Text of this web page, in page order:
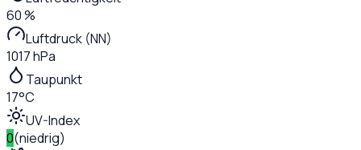
60 %
Luftdruck (NN)
1017 hPa
Taupunkt
17°C
UV-Index
0(niedrig)